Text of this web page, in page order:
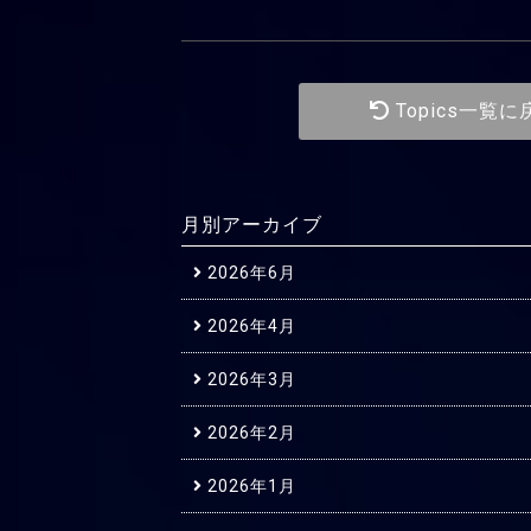
Topics一覧に
月別アーカイブ
2026年6月
2026年4月
2026年3月
2026年2月
2026年1月